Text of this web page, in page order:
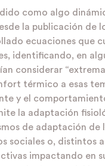
como algo
la publicación de
ecuaciones que
identificando, en
considerar
térmico a esas
y el
la adaptación
de adaptación de
sociales o, distintos
impactando en